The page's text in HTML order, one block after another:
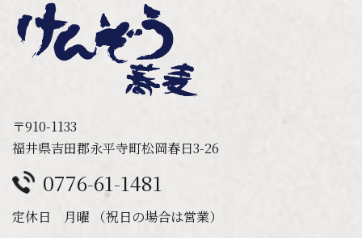
〒910-1133
福井県吉田郡永平寺町松岡春日3-26
0776-61-1481
定休日 月曜 （祝日の場合は営業）